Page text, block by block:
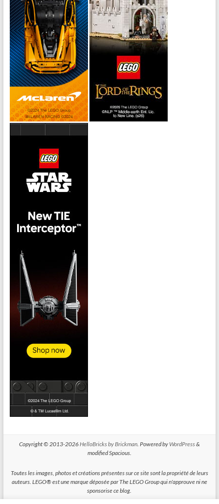
Copyright © 2013-2026HelloBricks by Brickman. Powered by WordPress&
modified Spacious.
Toutes les images, photos et créations présentes sur ce site sont la propriété de leurs
auteurs. LEGO® est une marque déposée par The LEGO Group qui n'approuve ni ne
sponsorise ce blog.